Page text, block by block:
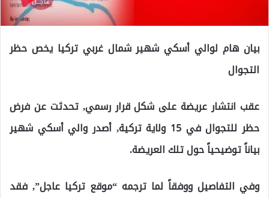
بيان هام لوالي أسكي شهير شمال غربي تركيا يخص حظر
التجوال
عقب انتشار عريضة على شكل قرار رسمي, تحدثت عن فرض
حظر للتجوال في 15 ولاية تركية, أصدر والي أسكي شهير
بياناً توضيحياً حول تلك العريضة.
وفي التفاصيل ووفقاً لما ترجمه “موقع تركيا عاجل”, فقد